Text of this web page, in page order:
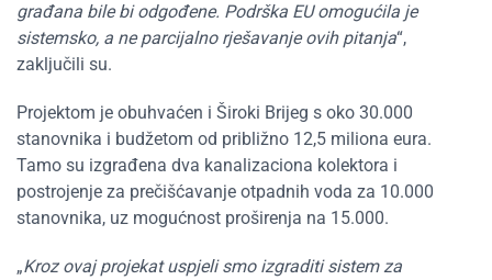
građana bile bi odgođene. Podrška EU omogućila je
sistemsko, a ne parcijalno rješavanje ovih pitanja“,
zaključili su.
Projektom je obuhvaćen i Široki Brijeg s oko 30.000
stanovnika i budžetom od približno 12,5 miliona eura.
Tamo su izgrađena dva kanalizaciona kolektora i
postrojenje za prečišćavanje otpadnih voda za 10.000
stanovnika, uz mogućnost proširenja na 15.000.
„Kroz ovaj projekat uspjeli smo izgraditi sistem za